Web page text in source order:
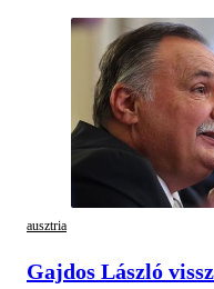
ausztria
Gajdos László